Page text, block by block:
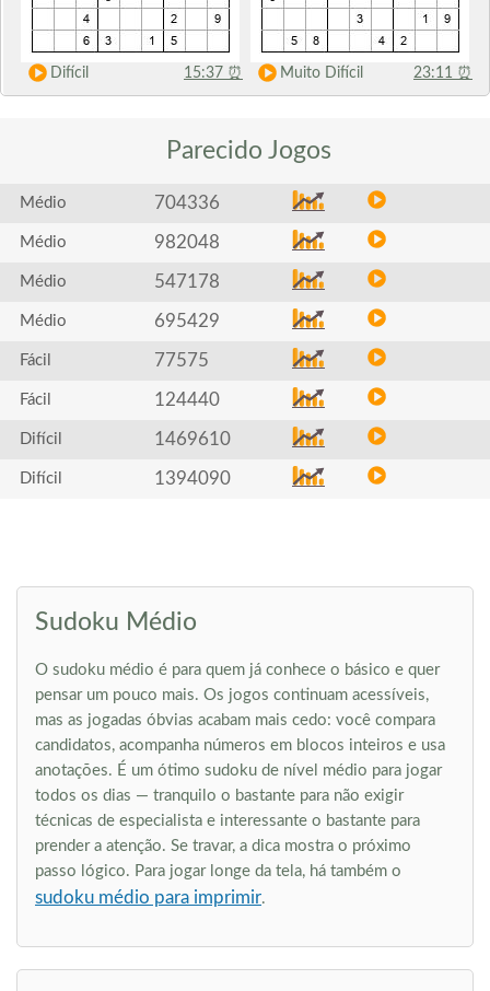
Difícil 15:37 ⏰ Muito Difícil 23:11 ⏰
Parecido Jogos
Médio 704336
Médio 982048
Médio 547178
Médio 695429
Fácil 77575
Fácil 124440
Difícil 1469610
Difícil 1394090
Sudoku Médio
O sudoku médio é para quem já conhece o básico e quer
pensar um pouco mais. Os jogos continuam acessíveis,
mas as jogadas óbvias acabam mais cedo: você compara
candidatos, acompanha números em blocos inteiros e usa
anotações. É um ótimo sudoku de nível médio para jogar
todos os dias — tranquilo o bastante para não exigir
técnicas de especialista e interessante o bastante para
prender a atenção. Se travar, a dica mostra o próximo
passo lógico. Para jogar longe da tela, há também o
sudoku médio para imprimir.